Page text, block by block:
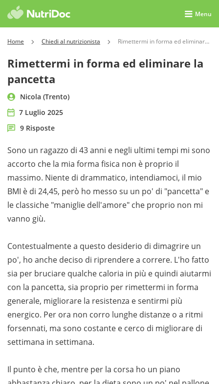
Menu
Home Chiedi al nutrizionista Rimettermi in forma ed eliminare la pancetta
Rimettermi in forma ed eliminare la
pancetta
Nicola (Trento)
7 Luglio 2025
9 Risposte
Sono un ragazzo di 43 anni e negli ultimi tempi mi sono
accorto che la mia forma fisica non è proprio il
massimo. Niente di drammatico, intendiamoci, il mio
BMI è di 24,45, però ho messo su un po' di "pancetta" e
le classiche "maniglie dell'amore" che proprio non mi
vanno giù.
Contestualmente a questo desiderio di dimagrire un
po', ho anche deciso di riprendere a correre. L'ho fatto
sia per bruciare qualche caloria in più e quindi aiutarmi
con la pancetta, sia proprio per rimettermi in forma
generale, migliorare la resistenza e sentirmi più
energico. Per ora non corro lunghe distanze o a ritmi
forsennati, ma sono costante e cerco di migliorare di
settimana in settimana.
Il punto è che, mentre per la corsa ho un piano